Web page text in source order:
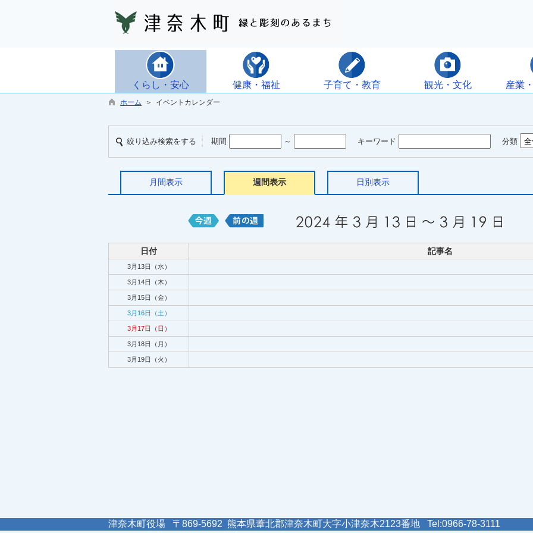
くらし・安心 健康・福祉 子育て・教育 観光・文化 産業
ホーム ＞ イベントカレンダー
絞り込み検索をする 期間 ～ キーワード 分類
月間表示 週間表示 日別表示
日付 記事名
3月13日（水）
3月14日（木）
3月15日（金）
3月16日（土）
3月17日（日）
3月18日（月）
3月19日（火）
津奈木町役場 〒869-5692 熊本県葦北郡津奈木町大字小津奈木2123番地 Tel:0966-78-3111